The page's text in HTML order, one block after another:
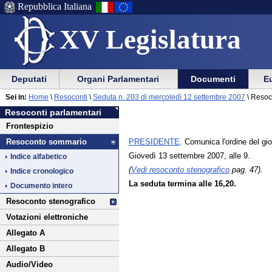
XV Legislatura
Menu
di
ausilio
alla
navigazione
Vai
Menu
di
navigazione
principale
Repubblica Italiana
Menu
di
navigazione
principale
Vai
menu
di
sezione
Deputati Organi Parlamentari Documenti
Vai
al
contenuto
Resoconti parlamentari
Frontespizio
Resoconto sommario
Indice alfabetico
Indice cronologico
Documento intero
Resoconto stenografico
Votazioni elettroniche
Allegato A
Allegato B
Audio/Video
Sei in: Home \ Resoconti \ Seduta n. 203 di mercoledì 12 settembre 2007 \
PRESIDENTE . Comunica l'ordine del
Giovedì 13 settembre 2007, alle 9.
(Vedi resoconto stenografico pag. 47).
La seduta termina alle 16,20.